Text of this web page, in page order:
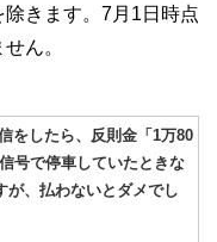
きます。7月1日時点
ん。
をしたら、反則金「1万80
号で停車していたときな
が、払わないとダメでし